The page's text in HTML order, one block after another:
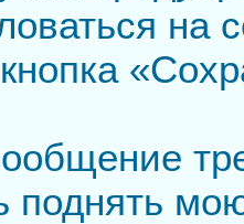
на
поднять